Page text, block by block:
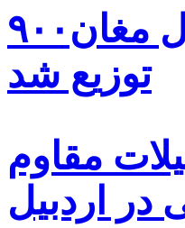
۹۰۰هزار اصله نهال توسط ایستگاه بذر و نهال مغان
توزیع شد
تسهیلات مقاوم
اردبیل